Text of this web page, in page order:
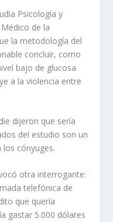
Psicología y
de la
la metodología del
concluir, como
bajo de glucosa
a la violencia entre
dijeron que sería
del estudio son un
cónyuges.
otra interrogante:
telefónica de
que quería
gastar 5.000 dólares